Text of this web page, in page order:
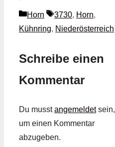
Kategorien
Horn Schlagwörter
3730, Horn,
Kühnring, Niederösterreich
Schreibe einen
Kommentar
Du musstangemeldetsein,
um einen Kommentar
abzugeben.